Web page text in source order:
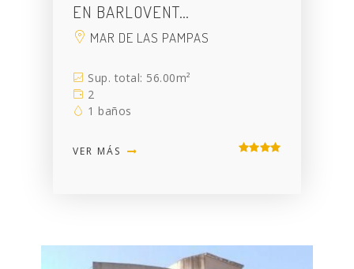
EN BARLOVENT…
MAR DE LAS PAMPAS
Sup. total: 56.00m²
2
1 baños
VER MÁS